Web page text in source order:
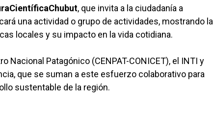
, que invita a la ciudadanía a
una actividad o grupo de actividades, mostrando la
locales y su impacto en la vida cotidiana.
Patagónico (CENPAT-CONICET), el INTI y
que se suman a este esfuerzo colaborativo para
sustentable de la región.